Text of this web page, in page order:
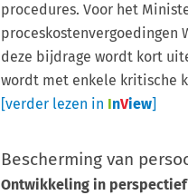
procedures. Voor het
proceskostenvergoedingen
deze bijdrage wordt kort
wordt met enkele kritische
[verder lezen in InView]
Bescherming van
Ontwikkeling in perspectief